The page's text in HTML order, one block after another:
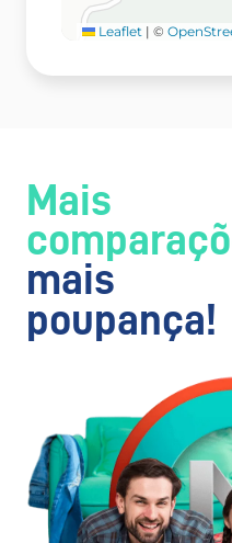
Leaflet | ©
Mais
mais
poupança!